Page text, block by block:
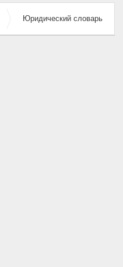
Юридический словарь